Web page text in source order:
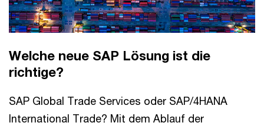
Welche neue SAP Lösung ist die
richtige?
SAP Global Trade Services oder SAP/4HANA
International Trade? Mit dem Ablauf der